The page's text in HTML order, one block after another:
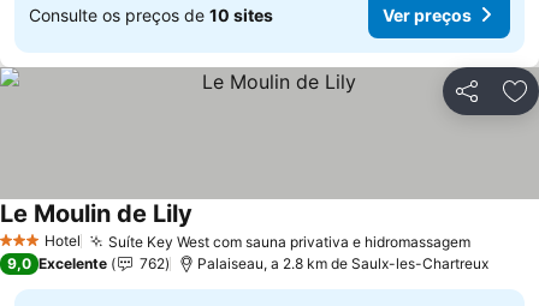
Consulte os preços de 10 sites Ver preços
Partilhar
3 EstrelasHotel Suíte Key West com sauna privativa e hidromassagemVer
Le Moulin de Lily
9,0 Excelente 762 Palaiseau, a 2.8 km de Saulx-les-Chartreux